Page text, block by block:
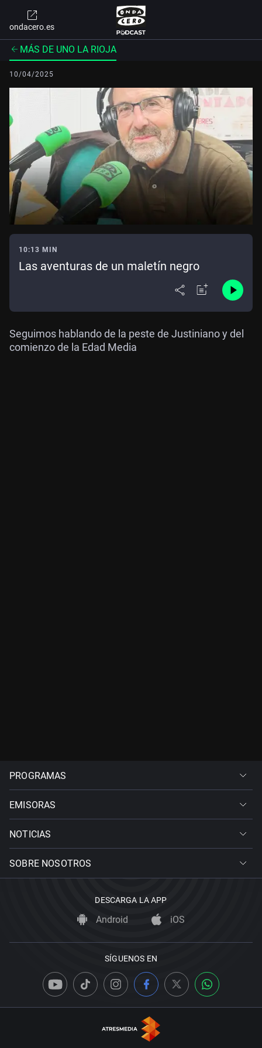
ondacero.es
MÁS DE UNO LA RIOJA
10/04/2025
10:13 MIN
Las aventuras de un maletín negro
Seguimos hablando de la peste de Justiniano y del
comienzo de la Edad Media
PROGRAMAS
EMISORAS
NOTICIAS
SOBRE NOSOTROS
DESCARGA LA APP
Android iOS
SÍGUENOS EN